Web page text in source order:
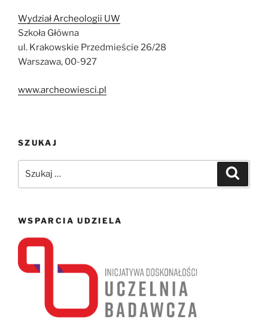
Wydział Archeologii UW
Szkoła Główna
ul. Krakowskie Przedmieście 26/28
Warszawa, 00-927
www.archeowiesci.pl
SZUKAJ
WSPARCIA UDZIELA